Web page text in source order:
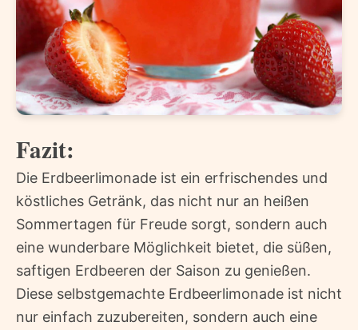
Fazit:
Die Erdbeerlimonade ist ein erfrischendes und
köstliches Getränk, das nicht nur an heißen
Sommertagen für Freude sorgt, sondern auch
eine wunderbare Möglichkeit bietet, die süßen,
saftigen Erdbeeren der Saison zu genießen.
Diese selbstgemachte Erdbeerlimonade ist nicht
nur einfach zuzubereiten, sondern auch eine